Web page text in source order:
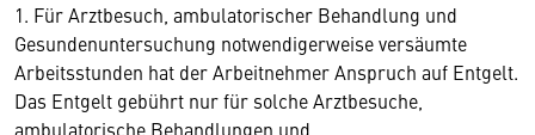
1. Für Arztbesuch, ambulatorischer Behandlung und
Gesundenuntersuchung notwendigerweise versäumte
Arbeitsstunden hat der Arbeitnehmer Anspruch auf Entgelt.
Das Entgelt gebührt nur für solche Arztbesuche,
ambulatorische Behandlungen und